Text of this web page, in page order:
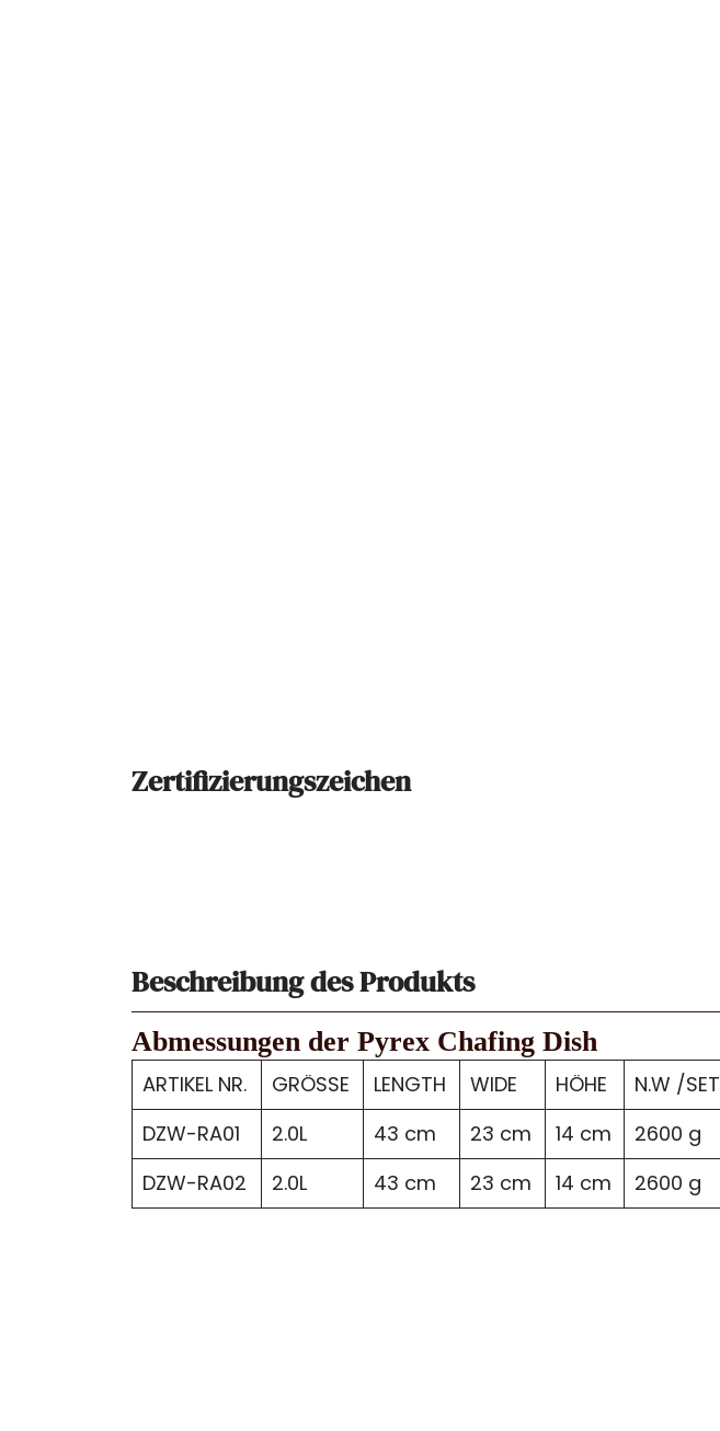
Zertifizierungszeichen
Beschreibung des Produkts
Abmessungen der Pyrex Chafing Dish
ARTIKEL NR. GRÖSSE LENGTH WIDE HÖHE
N.W /SET
DZW-RA01
2.0L 43 cm 23 cm 14 cm
2600 g
DZW-RA02
2.0L 43 cm 23 cm 14 cm 2600 g